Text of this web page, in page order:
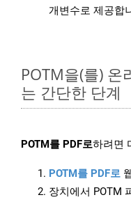
개변수로 제공합
POTM을(를) 온
는 간단한 단계
POTM를 PDF로하려면
POTM를 PDF로
장치에서 POTM